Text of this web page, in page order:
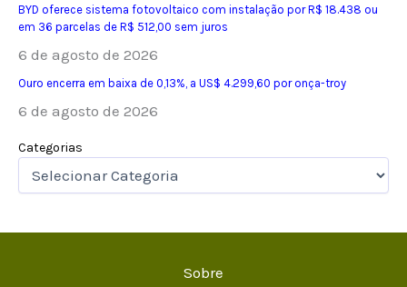
BYD oferece sistema fotovoltaico com instalação por R$ 18.438 ou
em 36 parcelas de R$ 512,00 sem juros
6 de agosto de 2026
Ouro encerra em baixa de 0,13%, a US$ 4.299,60 por onça-troy
6 de agosto de 2026
Categorias
Sobre